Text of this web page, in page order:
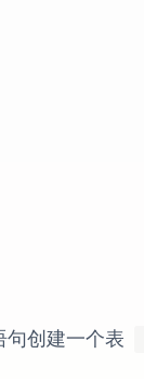
句创建一个表